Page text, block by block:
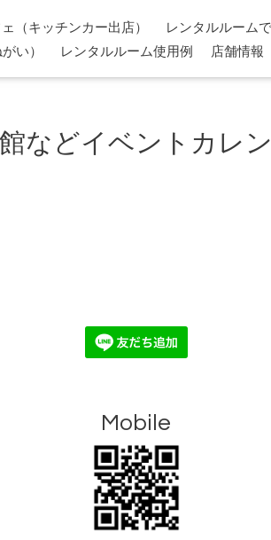
（キッチンカー出店）
レンタルルーム
い）
レンタルルーム使用例 店舗情報
などイベントカレ
Mobile